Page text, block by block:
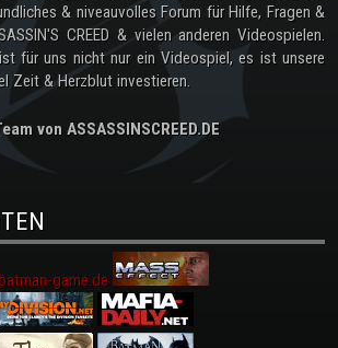
& niveauvolles Forum für Hilfe, Fragen &
CREED & vielen anderen Videospielen.
ist für uns nicht nur ein Videospiel, es ist unsere
Zeit & Herzblut investieren.
von ASSASSINSCREED.DE